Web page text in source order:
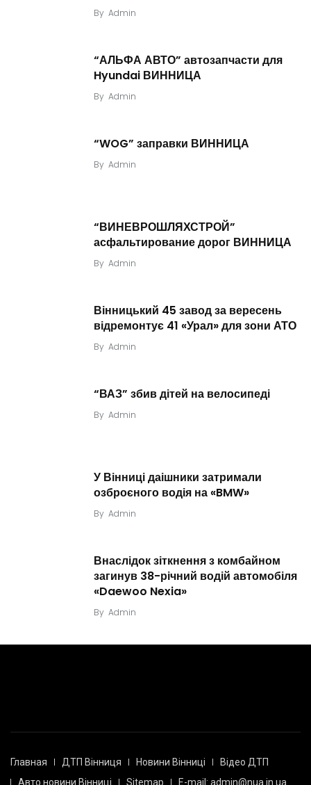
By Admin
“АЛЬФА АВТО” автозапчасти для
Hyundai ВИННИЦА
By Admin
“WOG” заправки ВИННИЦА
By Admin
“ВИНЕВРОШЛЯХСТРОЙ”
асфальтирование дорог ВИННИЦА
By Admin
Вінницький 45 завод за вересень
відремонтує 41 «Урал» для зони АТО
By Admin
“ВАЗ” збив дітей на велосипеді
By Admin
У Вінниці даішники затримали
озброєного водія на «BMW»
By Admin
Внаслідок зіткнення з комбайном
загинув 38-річний водій автомобіля
«Daewoo Nexia»
By Admin
Главная ДТП Вінниця Новини Вінниці
Відео ДТП
Авто новини Вінниці
Sitemap E-mail: admin@nua.in.ua